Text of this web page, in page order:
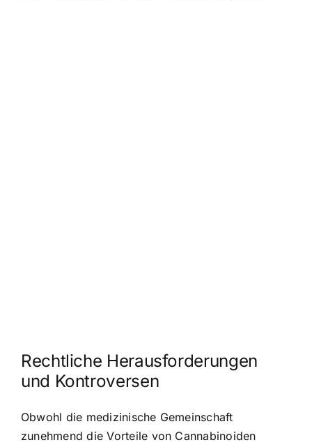
Rechtliche Herausforderungen
und Kontroversen
Obwohl die medizinische Gemeinschaft
zunehmend die Vorteile von Cannabinoiden